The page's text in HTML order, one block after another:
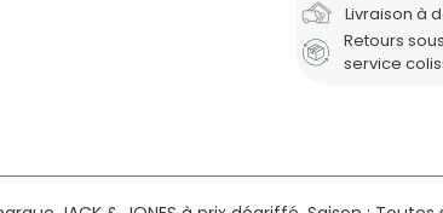
Livraison à
Retours
service